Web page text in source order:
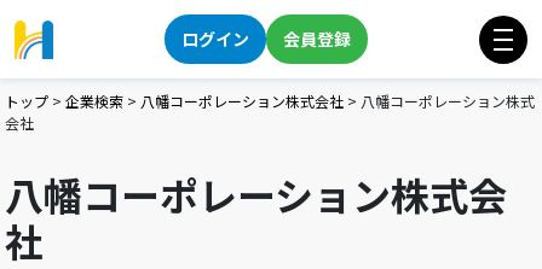
ログイン 会員登録
トップ > 企業検索 > 八幡コーポレーション株式会社 > 八幡コーポレーション株式
会社
八幡コーポレーション株式会
社